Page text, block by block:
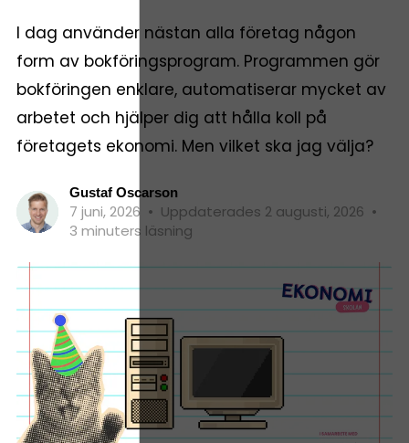
I dag använder nästan alla företag någon
form av bokföringsprogram. Programmen gör
bokföringen enklare, automatiserar mycket av
arbetet och hjälper dig att hålla koll på
företagets ekonomi. Men vilket ska jag välja?
Gustaf Oscarson
7 juni, 2026 • Uppdaterades 2 augusti, 2026 •
3 minuters läsning